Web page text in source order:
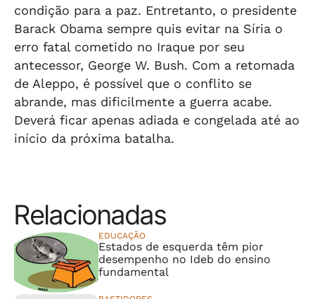
condição para a paz. Entretanto, o presidente
Barack Obama sempre quis evitar na Síria o
erro fatal cometido no Iraque por seu
antecessor, George W. Bush. Com a retomada
de Aleppo, é possível que o conflito se
abrande, mas dificilmente a guerra acabe.
Deverá ficar apenas adiada e congelada até ao
início da próxima batalha.
Relacionadas
EDUCAÇÃO
Estados de esquerda têm pior
desempenho no Ideb do ensino
fundamental